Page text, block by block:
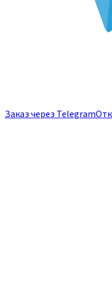
Заказ через Telegram